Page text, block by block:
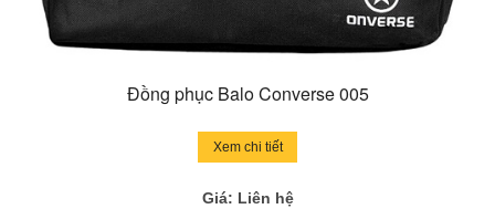
Đồng phục Balo Converse 005
Xem chi tiết
Giá: Liên hệ